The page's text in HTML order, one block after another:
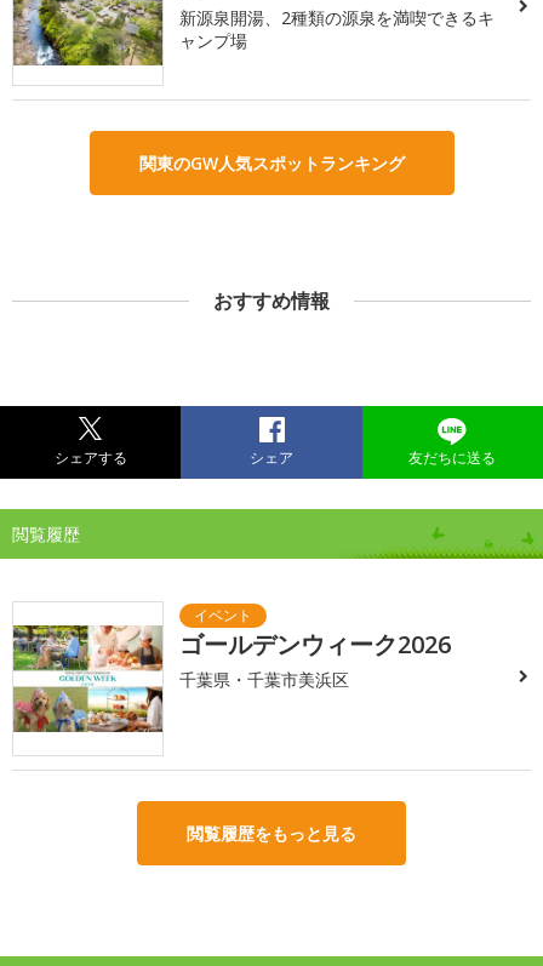
新源泉開湯、2種類の源泉を満喫できるキ
ャンプ場
関東のGW人気スポットランキング
おすすめ情報
シェアする シェア 友だちに送る
閲覧履歴
ゴールデンウィーク2026
千葉県・千葉市美浜区
閲覧履歴をもっと見る